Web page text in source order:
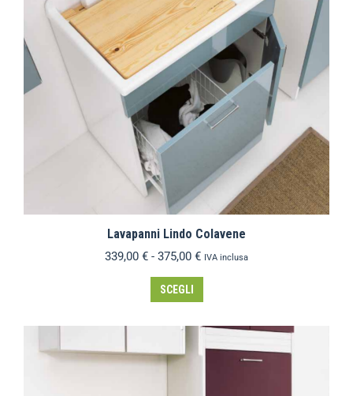
Lavapanni Lindo Colavene
339,00 € - 375,00 € IVA inclusa
SCEGLI